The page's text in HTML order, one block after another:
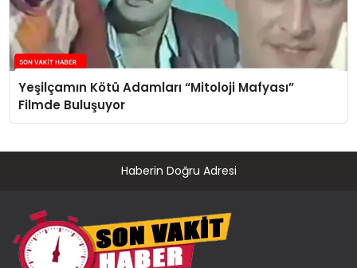
Yeşilçamın Kötü Adamları “Mitoloji Mafyası”
Filmde Buluşuyor
Haberin Doğru Adresi